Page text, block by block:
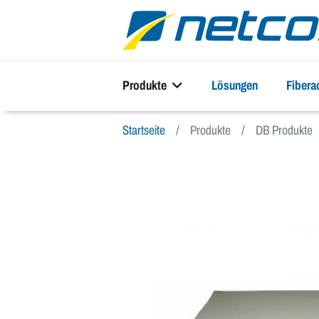
Produkte Lösungen
Startseite Produkte DB Produkte